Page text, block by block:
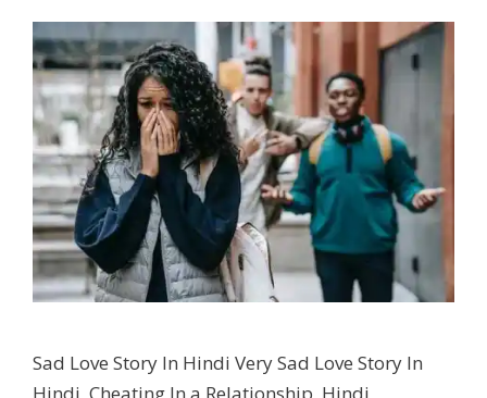
Sad Love Story In Hindi Very Sad Love Story In